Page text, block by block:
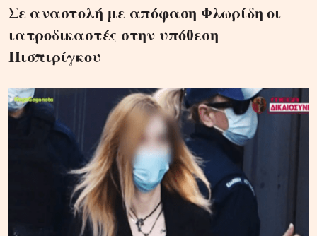
Σε αναστολή με απόφαση Φλωρίδη οι
ιατροδικαστές στην υπόθεση
Πισπιρίγκου